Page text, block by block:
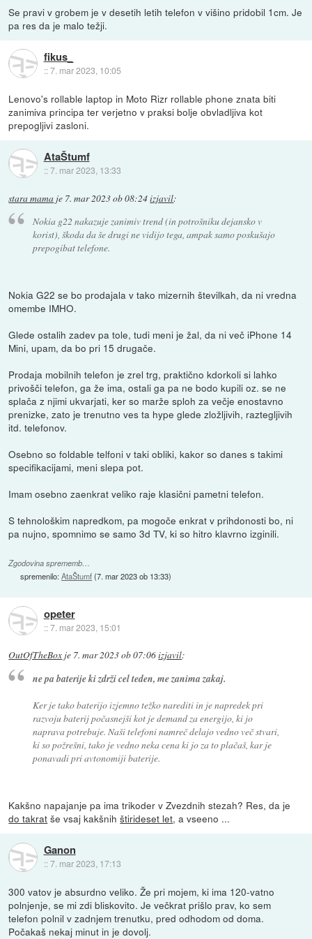
Se pravi v grobem je v desetih letih telefon v višino pridobil 1cm. Je
pa res da je malo težji.
fikus_
::7. mar 2023, 10:05
Lenovo's rollable laptop in Moto Rizr rollable phone znata biti
zanimiva principa ter verjetno v praksi bolje obvladljiva kot
prepogljivi zasloni.
AtaŠtumf
::7. mar 2023, 13:33
stara mama je 7. mar 2023 ob 08:24izjavil:
Nokia g22 nakazuje zanimiv trend (in potrošniku dejansko v
korist), škoda da še drugi ne vidijo tega, ampak samo poskušajo
prepogibat telefone.
Nokia G22 se bo prodajala v tako mizernih številkah, da ni vredna
omembe IMHO.
Glede ostalih zadev pa tole, tudi meni je žal, da ni več iPhone 14
Mini, upam, da bo pri 15 drugače.
Prodaja mobilnih telefon je zrel trg, praktično kdorkoli si lahko
privošči telefon, ga že ima, ostali ga pa ne bodo kupili oz. se ne
splača z njimi ukvarjati, ker so marže sploh za večje enostavno
prenizke, zato je trenutno ves ta hype glede zložljivih, raztegljivih
itd. telefonov.
Osebno so foldable telfoni v taki obliki, kakor so danes s takimi
specifikacijami, meni slepa pot.
Imam osebno zaenkrat veliko raje klasični pametni telefon.
S tehnološkim napredkom, pa mogoče enkrat v prihdonosti bo, ni
pa nujno, spomnimo se samo 3d TV, ki so hitro klavrno izginili.
Zgodovina sprememb…
spremenilo:AtaŠtumf(7. mar 2023 ob 13:33)
opeter
::7. mar 2023, 15:01
OutOfTheBox je 7. mar 2023 ob 07:06izjavil:
ne pa baterije ki zdrži cel teden, me zanima zakaj.
Ker je tako baterijo izjemno težko narediti in je napredek pri
razvoju baterij počasnejši kot je demand za energijo, ki jo
naprava potrebuje. Naši telefoni namreč delajo vedno več stvari,
ki so požrešni, tako je vedno neka cena ki jo za to plačaš, kar je
ponavadi pri avtonomiji baterije.
Kakšno napajanje pa ima trikoder v Zvezdnih stezah? Res, da je
do takrat še vsaj kakšnihštirideset let, a vseeno ...
Ganon
::7. mar 2023, 17:13
300 vatov je absurdno veliko. Že pri mojem, ki ima 120-vatno
polnjenje, se mi zdi bliskovito. Je večkrat prišlo prav, ko sem
telefon polnil v zadnjem trenutku, pred odhodom od doma.
Počakaš nekaj minut in je dovolj.